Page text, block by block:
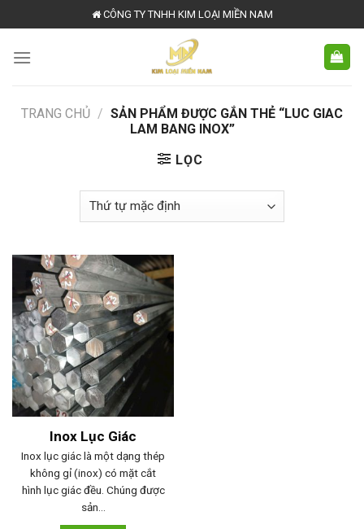
to
content
CÔNG TY TNHH KIM LOẠI MIỀN NAM
TRANG CHỦ / SẢN PHẨM ĐƯỢC GẮN THẺ “LUC GIAC
LAM BANG INOX”
LỌC
Inox Lục Giác
Inox lục giác là một dạng thép
không gỉ (inox) có mặt cắt
hình lục giác đều. Chúng được
sản…